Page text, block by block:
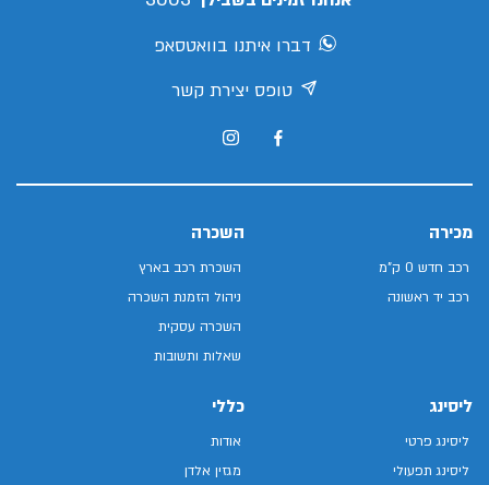
דברו איתנו בוואטסאפ
טופס יצירת קשר
מכירה
רכב חדש 0 ק"מ
רכב יד ראשונה
השכרה
השכרת רכב בארץ
ניהול הזמנת השכרה
השכרה עסקית
שאלות ותשובות
ליסינג
ליסינג פרטי
ליסינג תפעולי
כללי
אודות
מגזין אלדן